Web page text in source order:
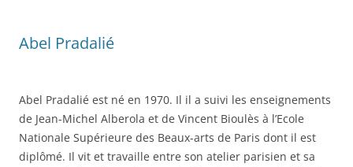
Abel Pradalié
Abel Pradalié est né en 1970. Il il a suivi les enseignements
de Jean-Michel Alberola et de Vincent Bioulès à l’Ecole
Nationale Supérieure des Beaux-arts de Paris dont il est
diplômé. Il vit et travaille entre son atelier parisien et sa